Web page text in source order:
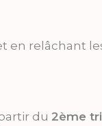
en relâchant
du 2ème